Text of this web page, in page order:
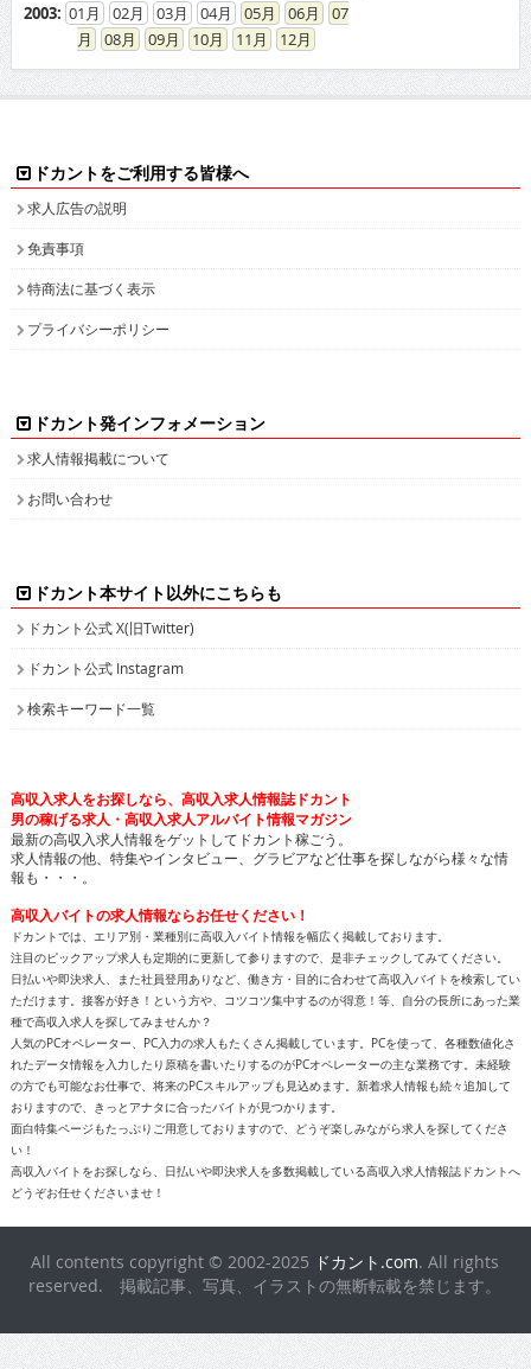
2003: 01 02 03 04 05 06
07
08
09 10 11 12
ドカントをご利用する皆様へ
求人広告の説明
免責事項
特商法に基づく表示
プライバシーポリシー
ドカント発インフォメーション
求人情報掲載について
お問い合わせ
ドカント本サイト以外にこちらも
ドカント公式 X(旧Twitter)
ドカント公式 Instagram
検索キーワード一覧
高収入求人をお探しなら、高収入求人情報誌ドカント
男の稼げる求人・高収入求人アルバイト情報マガジン
最新の高収入求人情報をゲットしてドカント稼ごう。
求人情報の他、特集やインタビュー、グラビアなど仕事を探しながら様々な情
報も・・・。
高収入バイトの求人情報ならお任せください！
ドカントでは、エリア別・業種別に高収入バイト情報を幅広く掲載しております。
注目のピックアップ求人も定期的に更新して参りますので、是非チェックしてみてください。
日払いや即決求人、また社員登用ありなど、働き方・目的に合わせて高収入バイトを検索してい
ただけます。接客が好き！という方や、コツコツ集中するのが得意！等、自分の長所にあった業
種で高収入求人を探してみませんか？
人気のPCオペレーター、PC入力の求人もたくさん掲載しています。PCを使って、各種数値化さ
れたデータ情報を入力したり原稿を書いたりするのがPCオペレーターの主な業務です。未経験
の方でも可能なお仕事で、将来のPCスキルアップも見込めます。新着求人情報も続々追加して
おりますので、きっとアナタに合ったバイトが見つかります。
面白特集ページもたっぷりご用意しておりますので、どうぞ楽しみながら求人を探してくださ
い！
高収入バイトをお探しなら、日払いや即決求人を多数掲載している高収入求人情報誌ドカントへ
どうぞお任せくださいませ！
All contents copyright © 2002-2025 ドカント.com. All rights
reserved. 掲載記事、写真、イラストの無断転載を禁じます。